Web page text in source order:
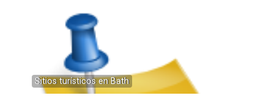
Sitios turísticos en Bath